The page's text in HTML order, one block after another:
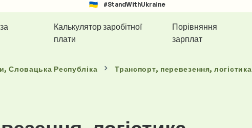
#StandWithUkraine
Калькулятор заробітної
плати
Порівняння
зарплат
, Словацька Республіка Транспорт, перевезення, логістика